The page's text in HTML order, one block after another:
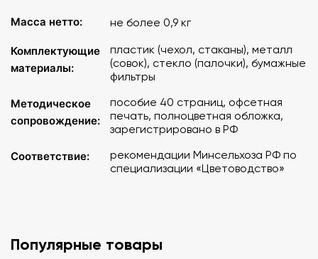
в Российской книжной палате, и имеет обязательные
пособии содержатся методические рекомендации по
описанию почвенного покрова, отбору почвы,
измерению температуры и приготовлению водной
почвенной вытяжки.
Масса нетто: не более 0,9 кг
Комплектующие
материалы:
пластик (чехол, стаканы), металл
(совок), стекло (палочки), бумажные
фильтры
Методическое
сопровождение:
пособие 40 страниц, офсетная
печать, полноцветная обложка,
зарегистрировано в РФ
Соответствие:
рекомендации Минсельхоза РФ по
специализации «Цветоводство»
Популярные товары